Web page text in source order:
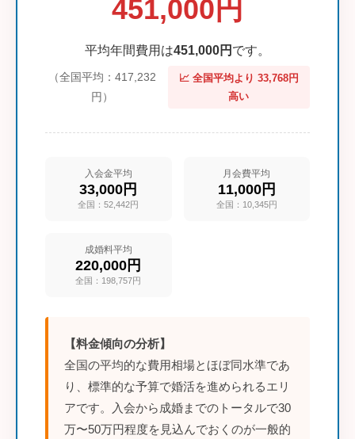
451,000円
平均年間費用は451,000円 です。
（全国平均：417,232
円）
📈 全国平均より 33,768円
高い
入会金平均
33,000円
全国：52,442円
月会費平均
11,000円
全国：10,345円
成婚料平均
220,000円
全国：198,757円
【料金傾向の分析】
全国の平均的な費用相場とほぼ同水準であ
り、標準的な予算で婚活を進められるエリ
アです。入会から成婚までのトータルで30
万〜50万円程度を見込んでおくのが一般的